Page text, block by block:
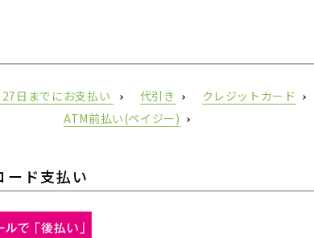
日までにお支払い 代引き
クレジットカード
ATM前払い(ペイジー)
ド支払い